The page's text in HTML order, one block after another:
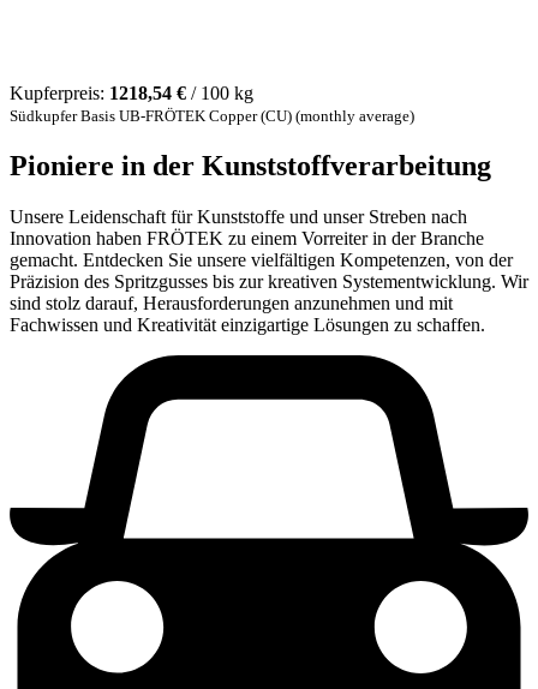
Kupferpreis: 1218,54 € / 100 kg
Südkupfer Basis UB-FRÖTEK Copper (CU) (monthly average)
Pioniere in der Kunststoffverarbeitung
Unsere Leidenschaft für Kunststoffe und unser Streben nach
Innovation haben FRÖTEK zu einem Vorreiter in der Branche
gemacht. Entdecken Sie unsere vielfältigen Kompetenzen, von der
Präzision des Spritzgusses bis zur kreativen Systementwicklung. Wir
sind stolz darauf, Herausforderungen anzunehmen und mit
Fachwissen und Kreativität einzigartige Lösungen zu schaffen.